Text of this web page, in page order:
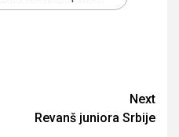
Next
Revanš juniora Srbije